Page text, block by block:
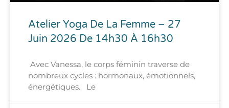
Atelier Yoga De La Femme – 27
Juin 2026 De 14h30 À 16h30
Avec Vanessa, le corps féminin traverse de
nombreux cycles : hormonaux, émotionnels,
énergétiques. Le